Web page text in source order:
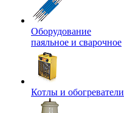
Оборудование
паяльное и сварочное
Котлы и обогреватели